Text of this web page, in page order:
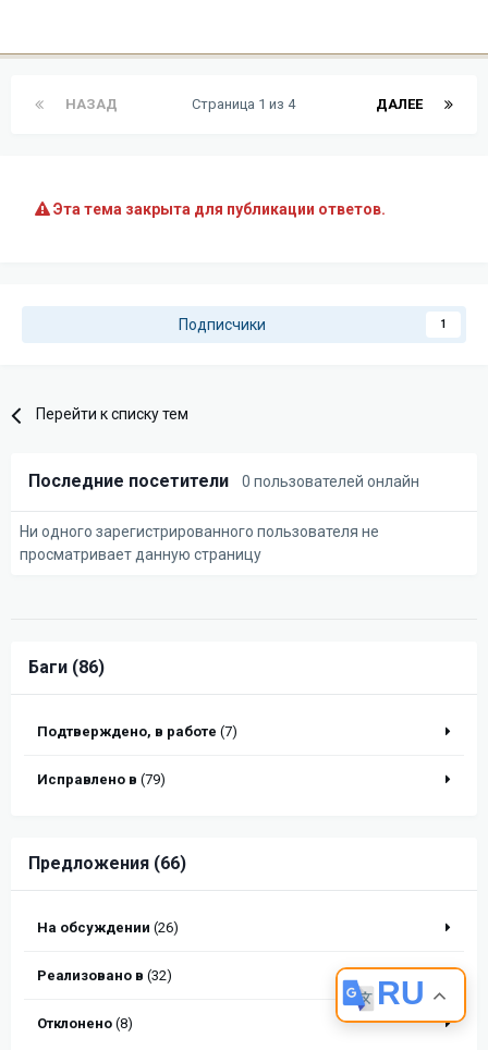
НАЗАД ДАЛЕЕ
Страница 1 из 4
Эта тема закрыта для публикации ответов.
Подписчики 1
Перейти к списку тем
Последние посетители 0 пользователей онлайн
Ни одного зарегистрированного пользователя не
просматривает данную страницу
Баги (86)
Подтверждено, в работе (7)
Исправлено в (79)
Предложения (66)
На обсуждении (26)
Реализовано в (32)
Отклонено (8)
RU